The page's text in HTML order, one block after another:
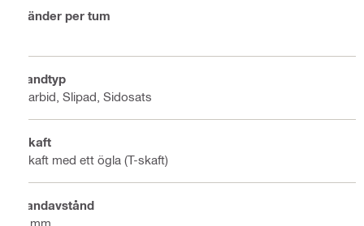
Tänder per tum
Tandtyp
Karbid, Slipad, Sidosats
Skaft
Skaft med ett ögla (T-skaft)
Tandavstånd
3 mm